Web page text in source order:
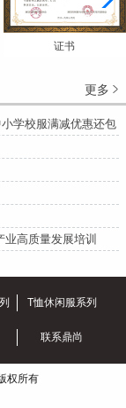
证书
更多 
学校服满减优惠还包
高质量发展培训
T恤休闲服系列
联系鼎尚
权所有